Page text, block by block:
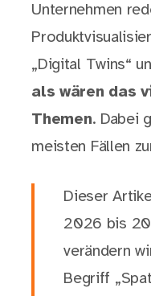
Unternehmen
„Digital Twins“
als wären das
Themen. Dabei
meisten Fällen
Dieser
2026 bis
verändern
Begriff